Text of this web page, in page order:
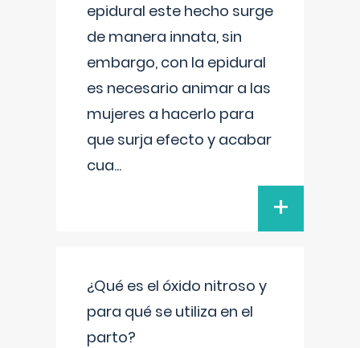
epidural este hecho surge
de manera innata, sin
embargo, con la epidural
es necesario animar a las
mujeres a hacerlo para
que surja efecto y acabar
cua...
+
¿Qué es el óxido nitroso y
para qué se utiliza en el
parto?